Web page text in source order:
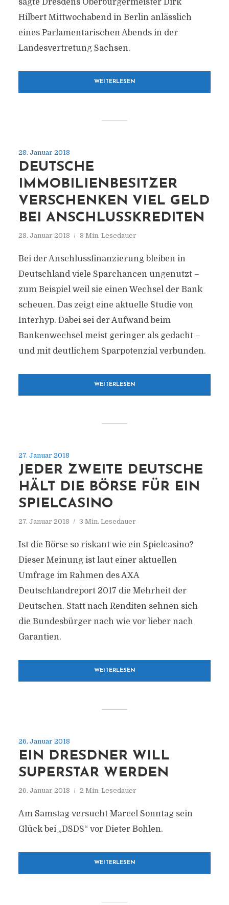
sagte Dresdens Oberbürgermeister Dirk
Hilbert Mittwochabend in Berlin anlässlich
eines Parlamentarischen Abends in der
Landesvertretung Sachsen.
WEITERLESEN
28. Januar 2018
DEUTSCHE
IMMOBILIENBESITZER
VERSCHENKEN VIEL GELD
BEI ANSCHLUSSKREDITEN
28. Januar 2018 3 Min. Lesedauer
Bei der Anschlussfinanzierung bleiben in
Deutschland viele Sparchancen ungenutzt –
zum Beispiel weil sie einen Wechsel der Bank
scheuen. Das zeigt eine aktuelle Studie von
Interhyp. Dabei sei der Aufwand beim
Bankenwechsel meist geringer als gedacht –
und mit deutlichem Sparpotenzial verbunden.
WEITERLESEN
27. Januar 2018
JEDER ZWEITE DEUTSCHE
HÄLT DIE BÖRSE FÜR EIN
SPIELCASINO
27. Januar 2018 3 Min. Lesedauer
Ist die Börse so riskant wie ein Spielcasino?
Dieser Meinung ist laut einer aktuellen
Umfrage im Rahmen des AXA
Deutschlandreport 2017 die Mehrheit der
Deutschen. Statt nach Renditen sehnen sich
die Bundesbürger nach wie vor lieber nach
Garantien.
WEITERLESEN
26. Januar 2018
EIN DRESDNER WILL
SUPERSTAR WERDEN
26. Januar 2018 2 Min. Lesedauer
Am Samstag versucht Marcel Sonntag sein
Glück bei „DSDS“ vor Dieter Bohlen.
WEITERLESEN